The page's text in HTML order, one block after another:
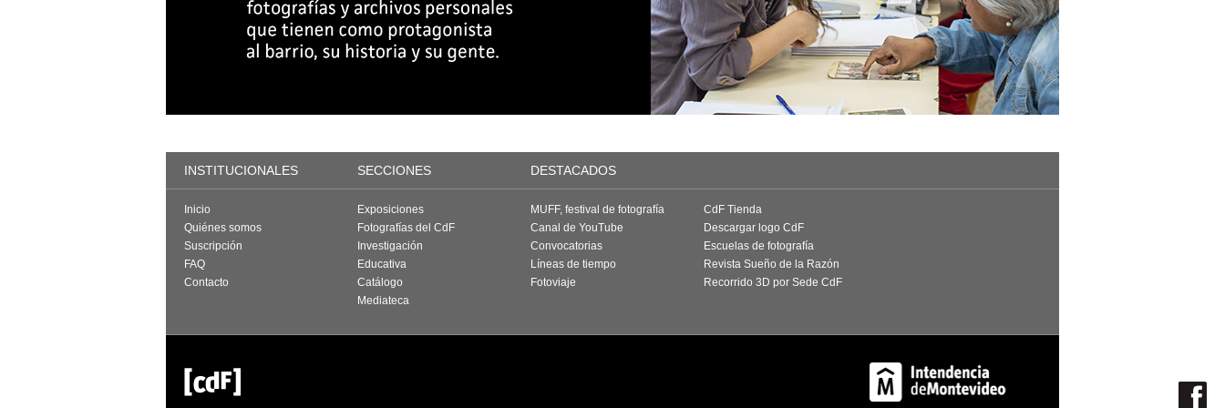
INSTITUCIONALES SECCIONES DESTACADOS
Inicio
Quiénes somos
Suscripción
FAQ
Contacto
Exposiciones
Fotografías del CdF
Investigación
Educativa
Catálogo
Mediateca
MUFF, festival de fotografía
Canal de YouTube
Convocatorias
Líneas de tiempo
Fotoviaje
CdF Tienda
Descargar logo CdF
Escuelas de fotografía
Revista Sueño de la Razón
Recorrido 3D por Sede CdF